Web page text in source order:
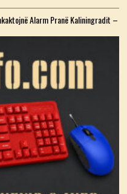
Alarm Pranë Kaliningradit –